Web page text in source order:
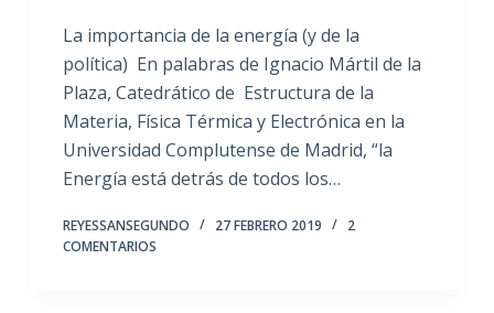
La importancia de la energía (y de la
política) En palabras de Ignacio Mártil de la
Plaza, Catedrático de Estructura de la
Materia, Física Térmica y Electrónica en la
Universidad Complutense de Madrid, “la
Energía está detrás de todos los…
REYESSANSEGUNDO 27 FEBRERO 2019
2
COMENTARIOS